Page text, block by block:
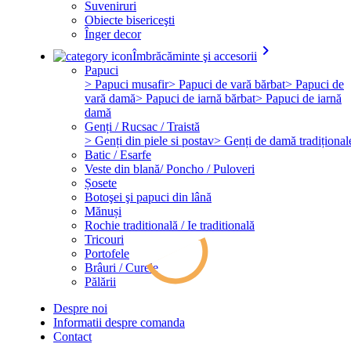
Suveniruri
Obiecte bisericeşti
Înger decor
Îmbrăcăminte şi accesorii keyboard_arrow_right
Papuci
> Papuci musafir> Papuci de vară bărbat> Papuci de
vară damă> Papuci de iarnă bărbat> Papuci de iarnă
damă
Genți / Rucsac / Traistă
> Genți din piele si postav> Genți de damă
Batic / Esarfe
Veste din blană/ Poncho / Puloveri
Șosete
Botoşei şi papuci din lână
Mănuși
Rochie traditională / Ie traditională
Tricouri
Portofele
Brâuri / Curele
Pălării
Despre noi
Informatii despre comanda
Contact